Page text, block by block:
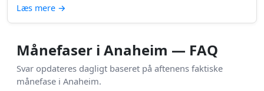
Læs mere →
Månefaser i Anaheim — FAQ
Svar opdateres dagligt baseret på aftenens faktiske
månefase i Anaheim.